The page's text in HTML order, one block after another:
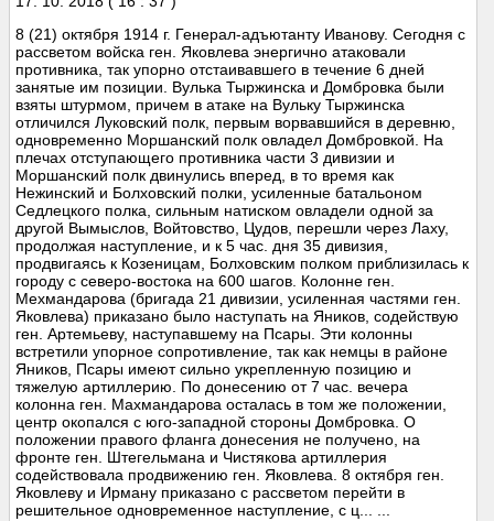
8 (21) октября 1914 г. Генерал-адъютанту Иванову. Сегодня с
рассветом войска ген. Яковлева энергично атаковали
противника, так упорно отстаивавшего в течение 6 дней
занятые им позиции. Вулька Тыржинска и Домбровка были
взяты штурмом, причем в атаке на Вульку Тыржинска
отличился Луковский полк, первым ворвавшийся в деревню,
одновременно Моршанский полк овладел Домбровкой. На
плечах отступающего противника части 3 дивизии и
Моршанский полк двинулись вперед, в то время как
Нежинский и Болховский полки, усиленные батальоном
Седлецкого полка, сильным натиском овладели одной за
другой Вымыслов, Войтовство, Цудов, перешли через Лаху,
продолжая наступление, и к 5 час. дня 35 дивизия,
продвигаясь к Козеницам, Болховским полком приблизилась к
городу с северо-востока на 600 шагов. Колонне ген.
Мехмандарова (бригада 21 дивизии, усиленная частями ген.
Яковлева) приказано было наступать на Яников, содействую
ген. Артемьеву, наступавшему на Псары. Эти колонны
встретили упорное сопротивление, так как немцы в районе
Яников, Псары имеют сильно укрепленную позицию и
тяжелую артиллерию. По донесению от 7 час. вечера
колонна ген. Махмандарова осталась в том же положении,
центр окопался с юго-западной стороны Домбровка. О
положении правого фланга донесения не получено, на
фронте ген. Штегельмана и Чистякова артиллерия
содействовала продвижению ген. Яковлева. 8 октября ген.
Яковлеву и Ирману приказано с рассветом перейти в
решительное одновременное наступление, с ц... ...